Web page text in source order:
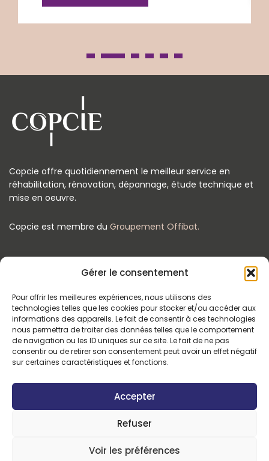
Gérer le consentement
Pour offrir les meilleures expériences, nous utilisons des
technologies telles que les cookies pour stocker et/ou accéder aux
informations des appareils. Le fait de consentir à ces technologies
nous permettra de traiter des données telles que le comportement
de navigation ou les ID uniques sur ce site. Le fait de ne pas
consentir ou de retirer son consentement peut avoir un effet négatif
sur certaines caractéristiques et fonctions.
Accepter
Refuser
Voir les préférences
1 2 3 4 5 6
Copcie offre quotidiennement le meilleur service en
réhabilitation, rénovation, dépannage, étude technique et
mise en oeuvre.
Copcie est membre du Groupement Offibat.
CONTACT
48-50, avenue du Président Kennedy - 92160 Antony
01 48 59 39 57
Copyright 2025 - Tous droits réservés -